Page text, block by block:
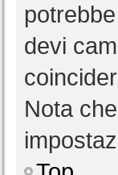
devi
Nota